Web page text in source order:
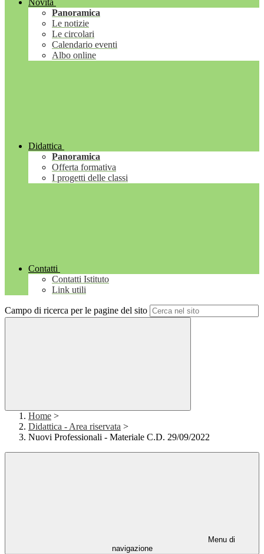
Novità
Panoramica
Le notizie
Le circolari
Calendario eventi
Albo online
Didattica
Panoramica
Offerta formativa
I progetti delle classi
Contatti
Contatti Istituto
Link utili
Campo di ricerca per le pagine del sito
Home >
Didattica - Area riservata >
Nuovi Professionali - Materiale C.D. 29/09/2022
Menu di
navigazione